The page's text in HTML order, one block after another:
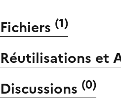
Fichiers (1)
Réutilisations et
Discussions (0)